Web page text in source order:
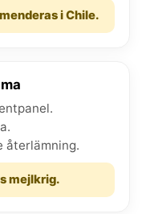
i Chile.
återlämning.
mejlkrig.